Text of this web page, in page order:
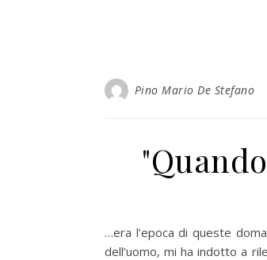
Pino Mario De Stefano
…era l’epoca di queste
dell’uomo, mi ha indotto a